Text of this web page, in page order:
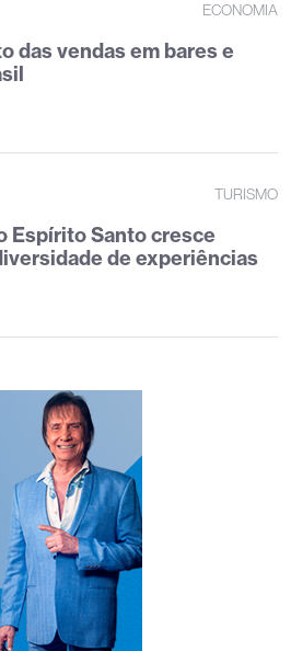
ECONOMIA
das vendas em bares e
TURISMO
Espírito Santo cresce
de experiências